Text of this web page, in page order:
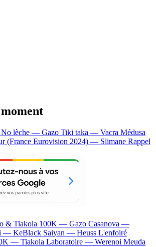
No lèche — Gazo Tiki taka — Vacra Médusa
(France Eurovision 2024) — Slimane Rappel
& Tiakola 100K — Gazo Casanova —
— KeBlack Saiyan — Heuss L'enfoiré
— Tiakola Laboratoire — Werenoi Meuda